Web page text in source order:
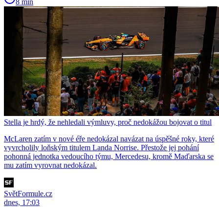
Stella je hrdý, že nehledali výmluvy, proč nedokážou bojovat o titul
McLaren zatím v nové éře nedokázal navázat na úspěšné roky, které
vyvrcholily loňským titulem Landa Norrise. Přestože jej pohání
pohonná jednotka vedoucího týmu, Mercedesu, kromě Maďarska se
mu zatím vyrovnat nedokázal.
SvětFormule.cz
dnes, 17:03